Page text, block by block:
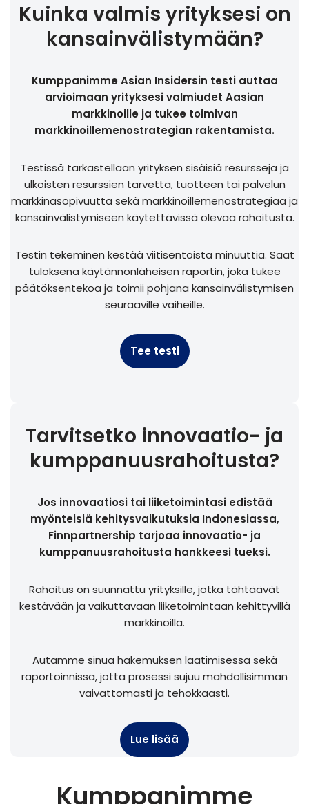
Kuinka valmis yrityksesi on
kansainvälistymään?
Kumppanimme Asian Insidersin testi auttaa
arvioimaan yrityksesi valmiudet Aasian
markkinoille ja tukee toimivan
markkinoillemenostrategian rakentamista.
Testissä tarkastellaan yrityksen sisäisiä resursseja ja
ulkoisten resurssien tarvetta, tuotteen tai palvelun
markkinasopivuutta sekä markkinoillemenostrategiaa ja
kansainvälistymiseen käytettävissä olevaa rahoitusta.
Testin tekeminen kestää viitisentoista minuuttia. Saat
tuloksena käytännönläheisen raportin, joka tukee
päätöksentekoa ja toimii pohjana kansainvälistymisen
seuraaville vaiheille.
Tee testi
Tarvitsetko innovaatio- ja
kumppanuusrahoitusta?
Jos innovaatiosi tai liiketoimintasi edistää
myönteisiä kehitysvaikutuksia Indonesiassa,
Finnpartnership tarjoaa innovaatio- ja
kumppanuusrahoitusta hankkeesi tueksi.
Rahoitus on suunnattu yrityksille, jotka tähtäävät
kestävään ja vaikuttavaan liiketoimintaan kehittyvillä
markkinoilla.
Autamme sinua hakemuksen laatimisessa sekä
raportoinnissa, jotta prosessi sujuu mahdollisimman
vaivattomasti ja tehokkaasti.
Lue lisää
Kumppanimme